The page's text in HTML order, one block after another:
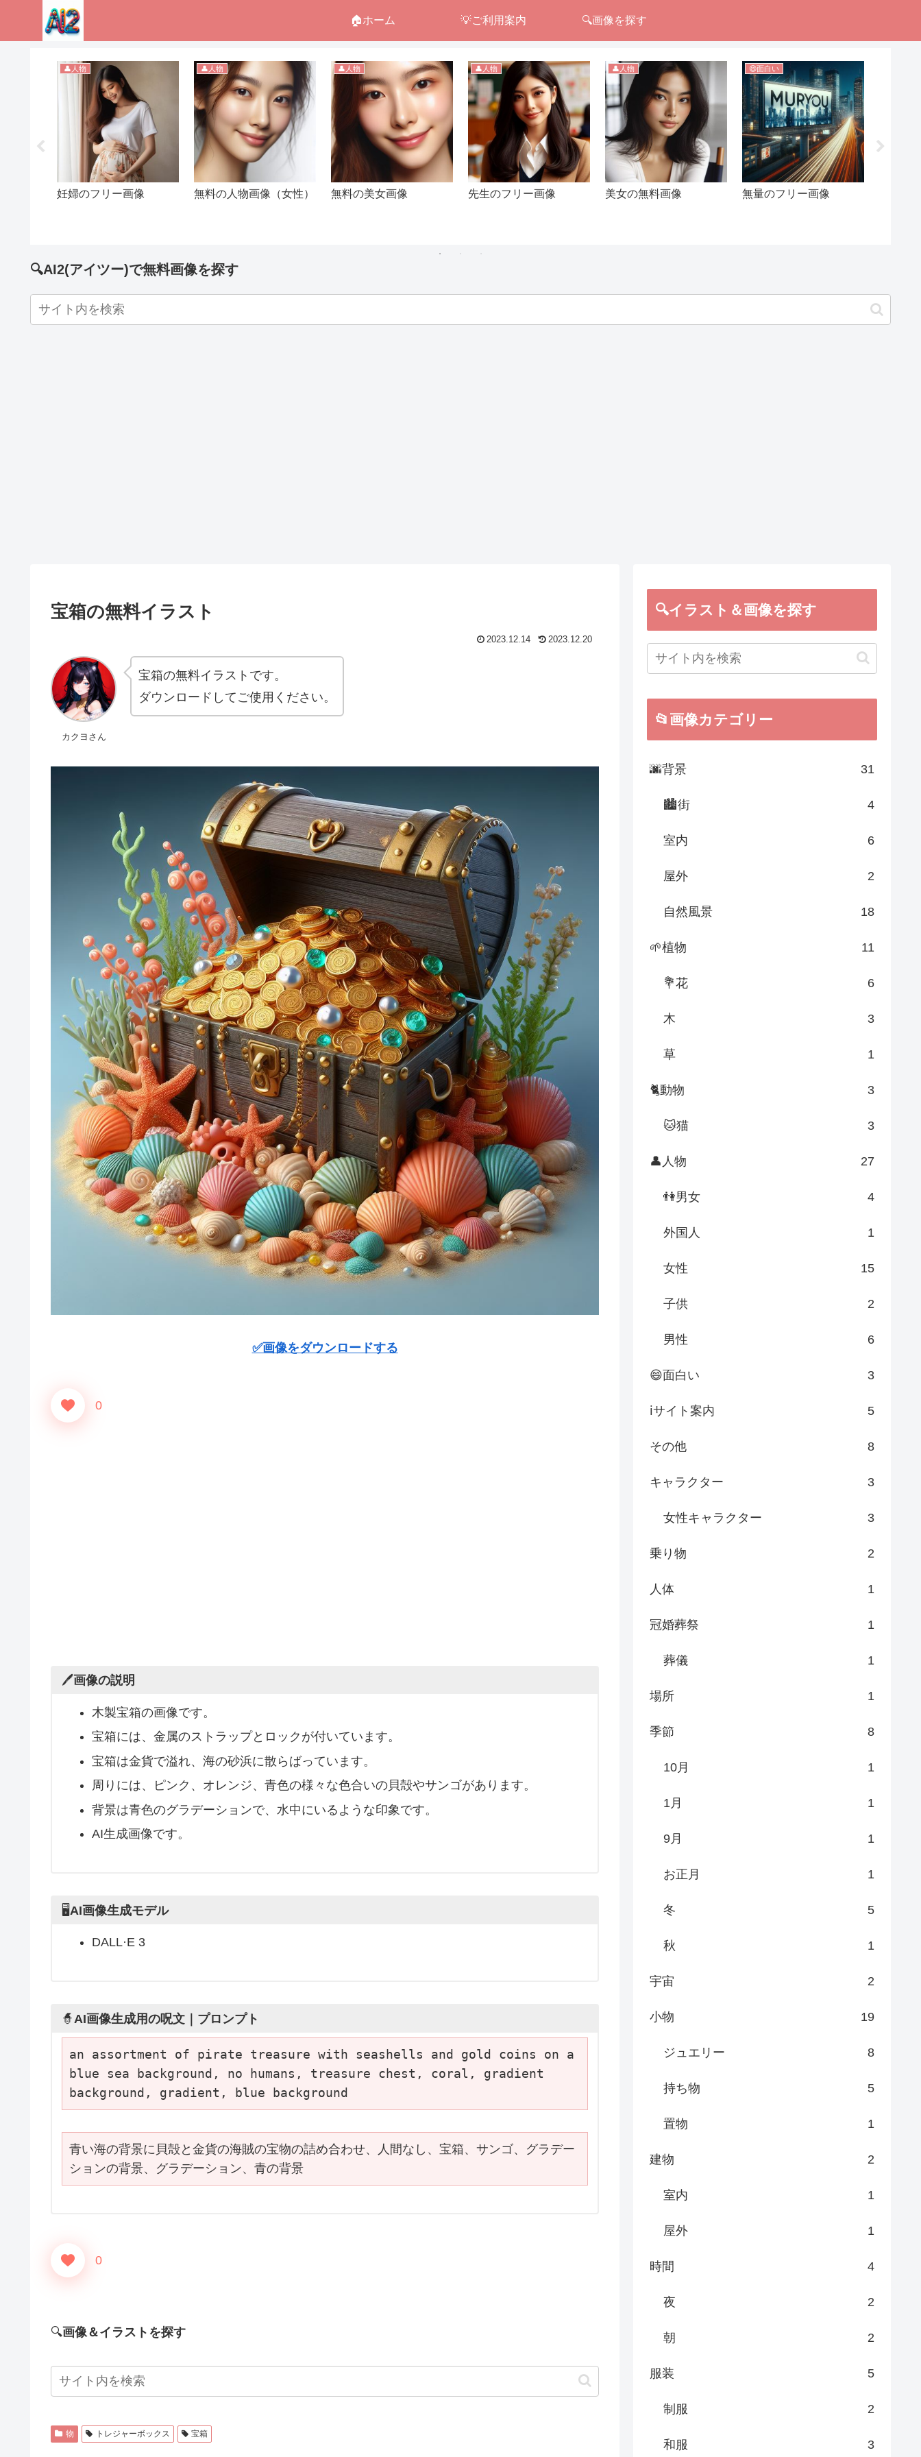
🏠ホーム 💡ご利用案内 🔍画像を探す
👤人物
妊婦のフリー画像
👤人物
無料の人物画像（女性）
👤人物
無料の美女画像
👤人物
先生のフリー画像
👤人物
美女の無料画像
😄面白い
無量のフリー画像
🔍AI2(アイツー)で無料画像を探す
宝箱の無料イラスト
2023.12.14 2023.12.20
カクヨさん
宝箱の無料イラストです。
ダウンロードしてご使用ください。
✅画像をダウンロードする
0
🖊️画像の説明
木製宝箱の画像です。
宝箱には、金属のストラップとロックが付いています。
宝箱は金貨で溢れ、海の砂浜に散らばっています。
周りには、ピンク、オレンジ、青色の様々な色合いの貝殻やサンゴがあります。
背景は青色のグラデーションで、水中にいるような印象です。
AI生成画像です。
🖥AI画像生成モデル
DALL·E 3
🧙 AI画像生成用の呪文｜プロンプト
an assortment of pirate treasure with seashells and gold coins on a
blue sea background, no humans, treasure chest, coral, gradient
background, gradient, blue background
青い海の背景に貝殻と金貨の海賊の宝物の詰め合わせ、人間なし、宝箱、サンゴ、グラデー
ションの背景、グラデーション、青の背景
0
🔍画像＆イラストを探す
物 トレジャーボックス 宝箱
🔍イラスト＆画像を探す
📂画像カテゴリー
🌆背景 31
🏙街 4
室内 6
屋外 2
自然風景 18
🌱植物 11
💐花 6
木 3
草 1
🐈動物 3
🐱猫 3
👤人物 27
👫男女 4
外国人 1
女性 15
子供 2
男性 6
😄面白い 3
ℹサイト案内 5
その他 8
キャラクター 3
女性キャラクター 3
乗り物 2
人体 1
冠婚葬祭 1
葬儀 1
場所 1
季節 8
10月 1
1月 1
9月 1
お正月 1
冬 5
秋 1
宇宙 2
小物 19
ジュエリー 8
持ち物 5
置物 1
建物 2
室内 1
屋外 1
時間 4
夜 2
朝 2
服装 5
制服 2
和服 3